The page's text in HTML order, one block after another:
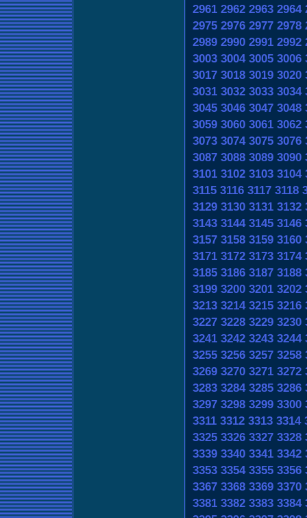
2961 2962 2963 2964
2975 2976 2977 2978
2989 2990 2991 2992
3003 3004 3005 3006
3017 3018 3019 3020
3031 3032 3033 3034
3045 3046 3047 3048
3059 3060 3061 3062
3073 3074 3075 3076
3087 3088 3089 3090
3101 3102 3103 3104
3115 3116 3117 3118
3129 3130 3131 3132
3143 3144 3145 3146
3157 3158 3159 3160
3171 3172 3173 3174
3185 3186 3187 3188
3199 3200 3201 3202
3213 3214 3215 3216
3227 3228 3229 3230
3241 3242 3243 3244
3255 3256 3257 3258
3269 3270 3271 3272
3283 3284 3285 3286
3297 3298 3299 3300
3311 3312 3313 3314
3325 3326 3327 3328
3339 3340 3341 3342
3353 3354 3355 3356
3367 3368 3369 3370
3381 3382 3383 3384